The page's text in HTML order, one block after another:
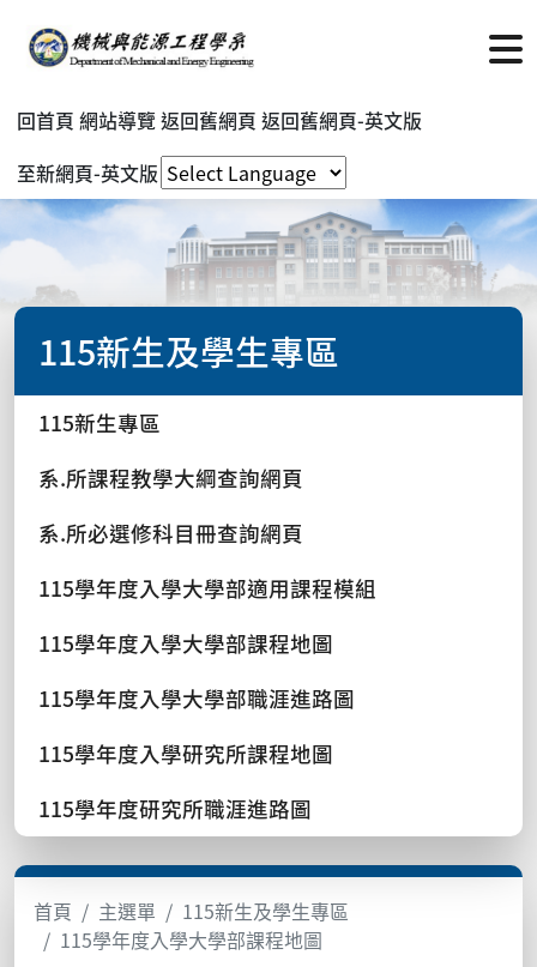
回首頁 網站導覽返回舊網頁 返回舊網頁-英文版
至新網頁-英文版
115新生及學生專區
115新生專區
系.所課程教學大綱查詢網頁
系.所必選修科目冊查詢網頁
115學年度入學大學部適用課程模組
115學年度入學大學部課程地圖
115學年度入學大學部職涯進路圖
115學年度入學研究所課程地圖
115學年度研究所職涯進路圖
首頁 主選單
115新生及學生專區
115學年度入學大學部課程地圖